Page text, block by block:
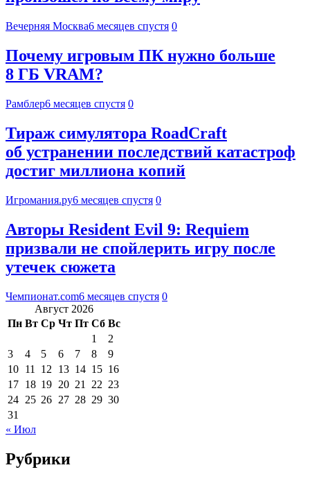
Вечерняя Москва6 месяцев спустя 0
Почему игровым ПК нужно больше
8 ГБ VRAM?
Рамблер6 месяцев спустя 0
Тираж симулятора RoadCraft
об устранении последствий катастроф
достиг миллиона копий
Игромания.ру6 месяцев спустя 0
Авторы Resident Evil 9: Requiem
призвали не спойлерить игру после
утечек сюжета
Чемпионат.com6 месяцев спустя 0
Август 2026
Пн Вт Ср Чт Пт Сб Вс
1
2
3
4 5 6 7 8
9
10 11 12 13 14 15 16
17 18 19 20 21 22 23
24 25 26 27 28 29 30
31
« Июл
Рубрики